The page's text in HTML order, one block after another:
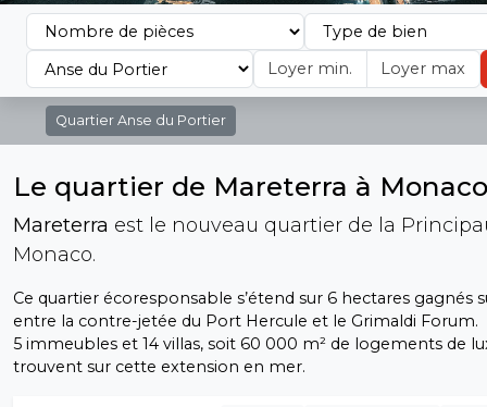
Quartier Anse du Portier
Le quartier de Mareterra à Monaco
Mareterra est le nouveau quartier de la
Monaco.
Ce quartier écoresponsable s’étend sur 6 hectares gagnés
entre la contre-jetée du Port Hercule et le Grimaldi Forum.
5 immeubles et 14 villas, soit 60 000 m² de logements de
trouvent sur cette extension en mer.